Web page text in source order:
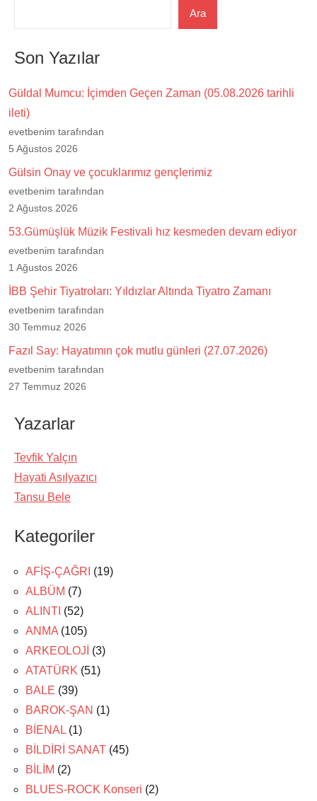
Ara
Son Yazılar
Güldal Mumcu: İçimden Geçen Zaman (05.08.2026 tarihli
ileti)
evetbenim tarafından
5 Ağustos 2026
Gülsin Onay ve çocuklarımız gençlerimiz
evetbenim tarafından
2 Ağustos 2026
53.Gümüşlük Müzik Festivali hız kesmeden devam ediyor
evetbenim tarafından
1 Ağustos 2026
İBB Şehir Tiyatroları: Yıldızlar Altında Tiyatro Zamanı
evetbenim tarafından
30 Temmuz 2026
Fazıl Say: Hayatımın çok mutlu günleri (27.07.2026)
evetbenim tarafından
27 Temmuz 2026
Yazarlar
Tevfik Yalçın
Hayati Asılyazıcı
Tansu Bele
Kategoriler
AFİŞ-ÇAĞRI (19)
ALBÜM (7)
ALINTI (52)
ANMA(105)
ARKEOLOJİ (3)
ATATÜRK (51)
BALE (39)
BAROK-ŞAN (1)
BİENAL(1)
BİLDİRİ SANAT (45)
BİLİM (2)
BLUES-ROCK Konseri (2)